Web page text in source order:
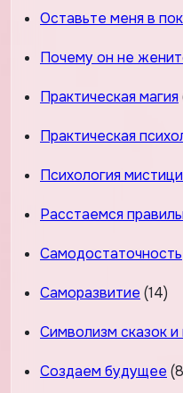
Оставьте меня в
Почему он не
Практическая магия
Практическая
Психология
Расстаемся
Самодостаточность
Саморазвитие (14)
Символизм сказок
Создаем будущее